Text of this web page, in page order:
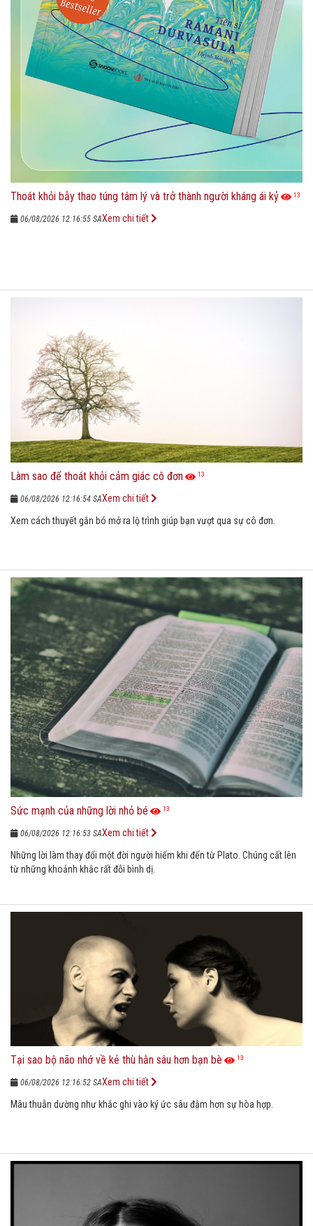
Thoát khỏi bẫy thao túng tâm lý và trở thành người kháng ái kỷ 13
06/08/2026 12:16:55 SAXem chi tiết
Làm sao để thoát khỏi cảm giác cô đơn 13
06/08/2026 12:16:54 SA
Xem cách thuyết gắn bó mở ra lộ trình giúp bạn vượt qua sự cô đơn.
Xem chi tiết
Sức mạnh của những lời nhỏ bé 13
06/08/2026 12:16:53 SA
Những lời làm thay đổi một đời người hiếm khi đến từ Plato. Chúng cất lên
từ những khoảnh khắc rất đỗi bình dị.
Xem chi tiết
Tại sao bộ não nhớ về kẻ thù hằn sâu hơn bạn bè 13
06/08/2026 12:16:52 SA
Mâu thuẫn dường như khắc ghi vào ký ức sâu đậm hơn sự hòa hợp.
Xem chi tiết